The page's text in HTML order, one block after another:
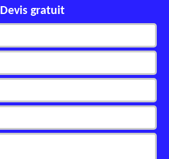
Devis gratuit